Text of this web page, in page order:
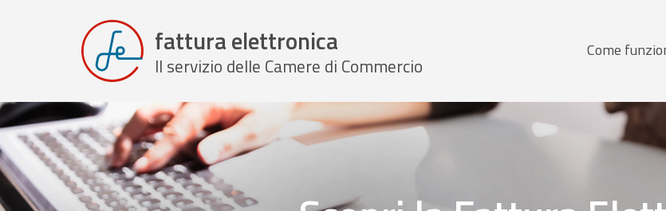
fattura elettronica
Il servizio delle Camere di Commercio Menu
Come